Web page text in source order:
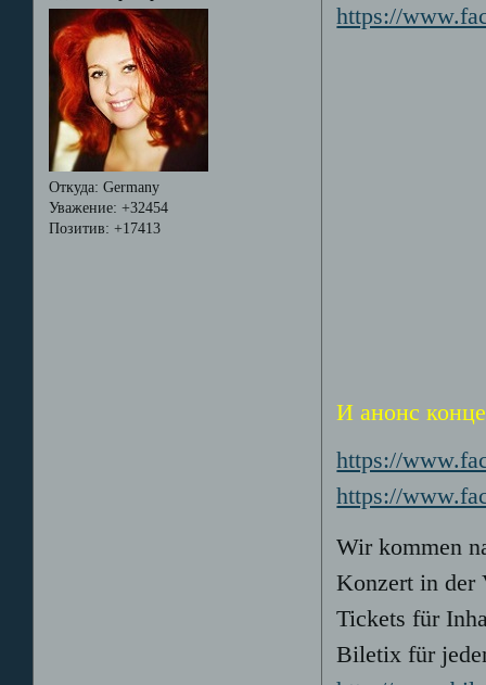
Откуда: Germany
Уважение: +32454
Позитив: +17413
https://
И анонс
https://
https://
Wir kommen
Konzert in der
Tickets für
Biletix für